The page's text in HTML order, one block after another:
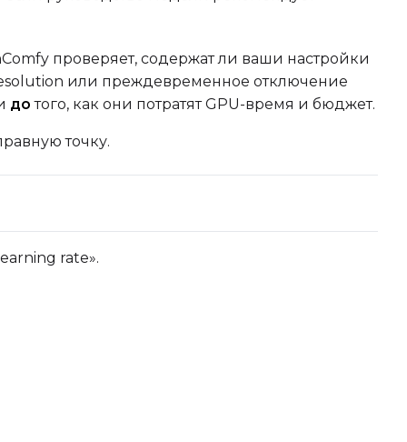
проверяет, содержат ли ваши настройки
или преждевременное отключение
до того, как они потратят GPU-время и бюджет.
точку.
rate».